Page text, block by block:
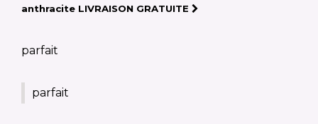
anthracite LIVRAISON GRATUITE
parfait
parfait